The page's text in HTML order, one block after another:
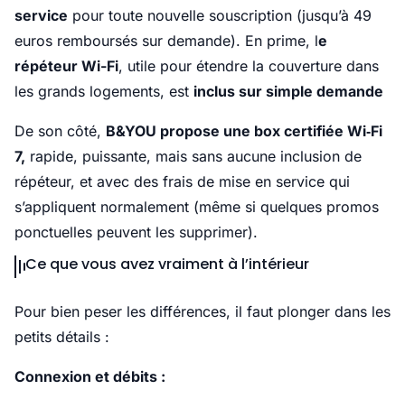
service pour toute nouvelle souscription (jusqu’à 49
euros remboursés sur demande). En prime, le
répéteur Wi-Fi, utile pour étendre la couverture dans
les grands logements, est inclus sur simple demande
De son côté, B&YOU propose une box certifiée Wi‑Fi
7, rapide, puissante, mais sans aucune inclusion de
répéteur, et avec des frais de mise en service qui
s’appliquent normalement (même si quelques promos
ponctuelles peuvent les supprimer).
Ce que vous avez vraiment à l’intérieur
Pour bien peser les différences, il faut plonger dans les
petits détails :
Connexion et débits :